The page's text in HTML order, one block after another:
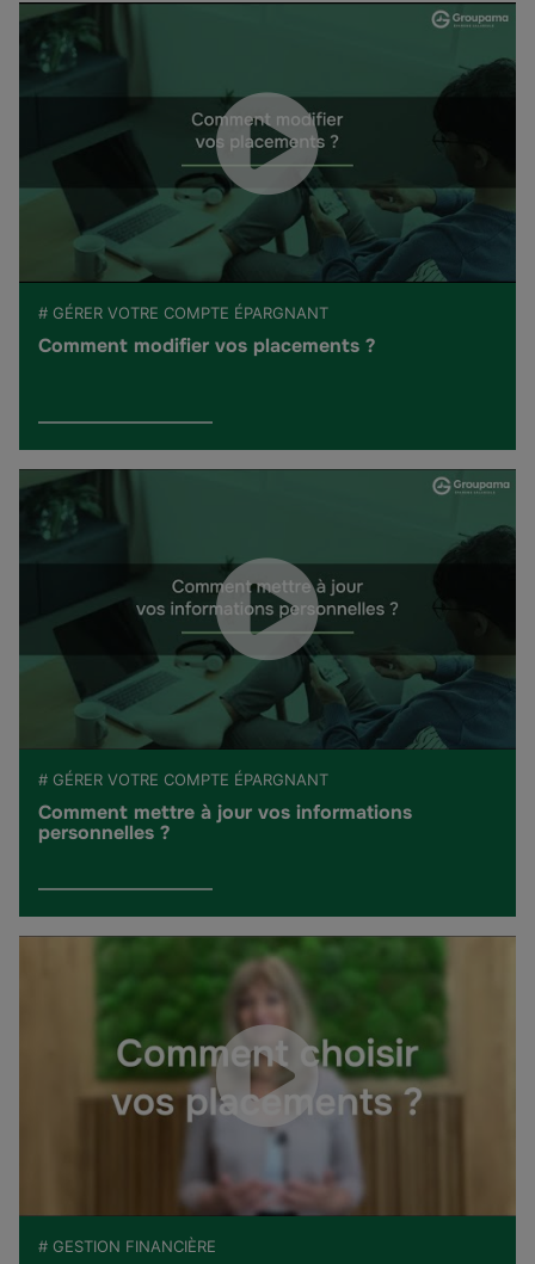
# GÉRER VOTRE COMPTE ÉPARGNANT
Comment modifier vos placements ?
# GÉRER VOTRE COMPTE ÉPARGNANT
Comment mettre à jour vos informations
personnelles ?
# GESTION FINANCIÈRE